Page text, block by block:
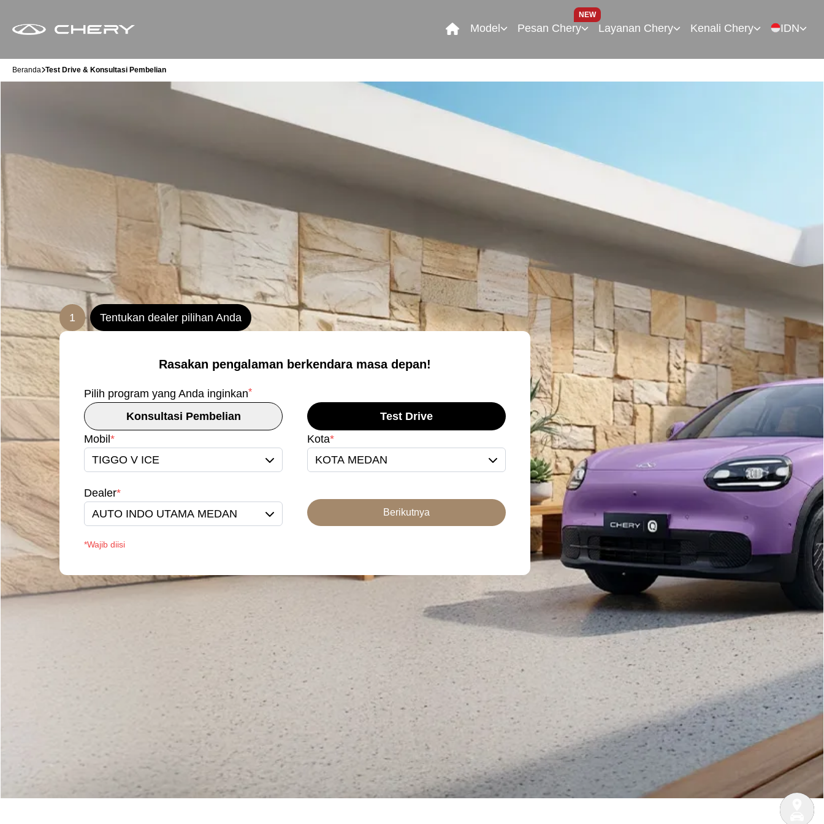
Model Pesan Chery
NEW
Layanan Chery Kenali Chery IDN
Beranda Test Drive & Konsultasi Pembelian
1 Tentukan dealer pilihan Anda
Rasakan pengalaman berkendara masa depan!
Pilih program yang Anda inginkan*
Konsultasi Pembelian
Test Drive
Mobil *
TIGGO V ICE
Kota*
KOTA MEDAN
Dealer*
AUTO INDO UTAMA MEDAN
Berikutnya
*Wajib diisi